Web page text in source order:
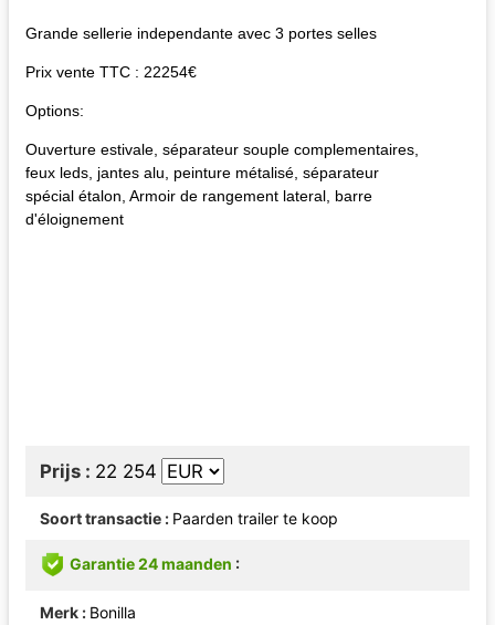
Grande sellerie independante avec 3 portes selles
Prix vente TTC : 22254€
Options:
Ouverture estivale, séparateur souple complementaires,
feux leds, jantes alu, peinture métalisé, séparateur
spécial étalon, Armoir de rangement lateral, barre
d'éloignement
Prijs 22 254
Soort transactie Paarden trailer te koop
Garantie 24 maanden
Merk Bonilla